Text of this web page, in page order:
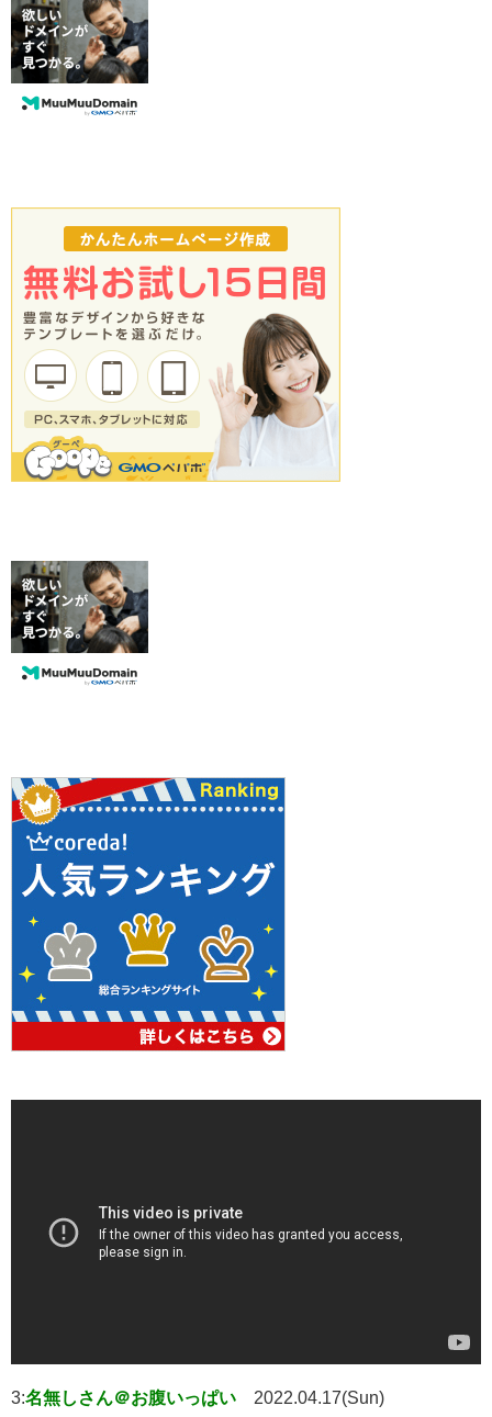
3:名無しさん＠お腹いっぱい 2022.04.17(Sun)